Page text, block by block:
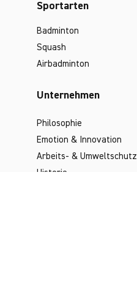
Badminton
Squash
Airbadminton
Sportarten
Philosophie
Emotion & Innovation
Arbeits- & Umweltschutz
Historie
Unternehmen